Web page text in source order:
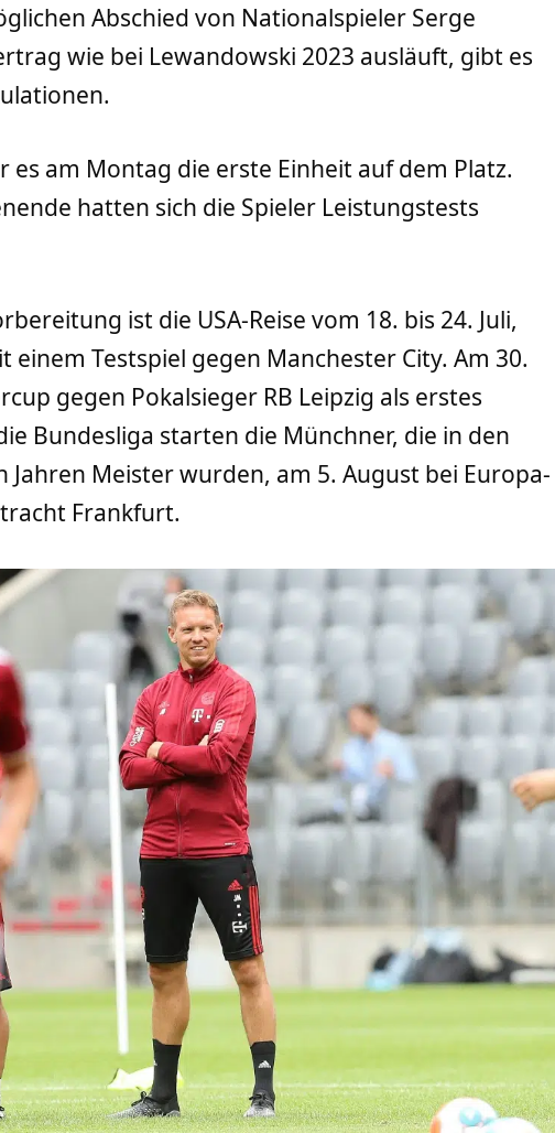
Abschied von Nationalspieler Serge
wie bei Lewandowski 2023 ausläuft, gibt es
es am Montag die erste Einheit auf dem Platz.
hatten sich die Spieler Leistungstests
ist die USA-Reise vom 18. bis 24. Juli,
Testspiel gegen Manchester City. Am 30.
gegen Pokalsieger RB Leipzig als erstes
Bundesliga starten die Münchner, die in den
Jahren Meister wurden, am 5. August bei Europa-
Frankfurt.